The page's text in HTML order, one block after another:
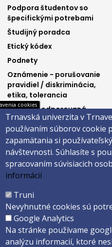
Footer
menu
3
Podpora študentov so
špecifickými potrebami
Študijný poradca
Etický kódex
Podnety
Oznámenie - porušovanie
pravidiel / diskriminácia,
etika, tolerancia
Výučba podporovaná
Ministerstvom
spravodlivosti SR
Päta
Vyhlásenie o prístupnosti
Copyright ©2026 Právnická fakulta
Created byActivIT s.r.o.
cookies
Trnavská univerzita v
používaním súborov cookie
zapamätania si
návštevnosti. Súhlasíte s
spracovaním súvisiacich
informácií
Truni
Nevyhnutné cookies sú
Google Analytics
Na stránke používame
analýzu informacií, ktoré